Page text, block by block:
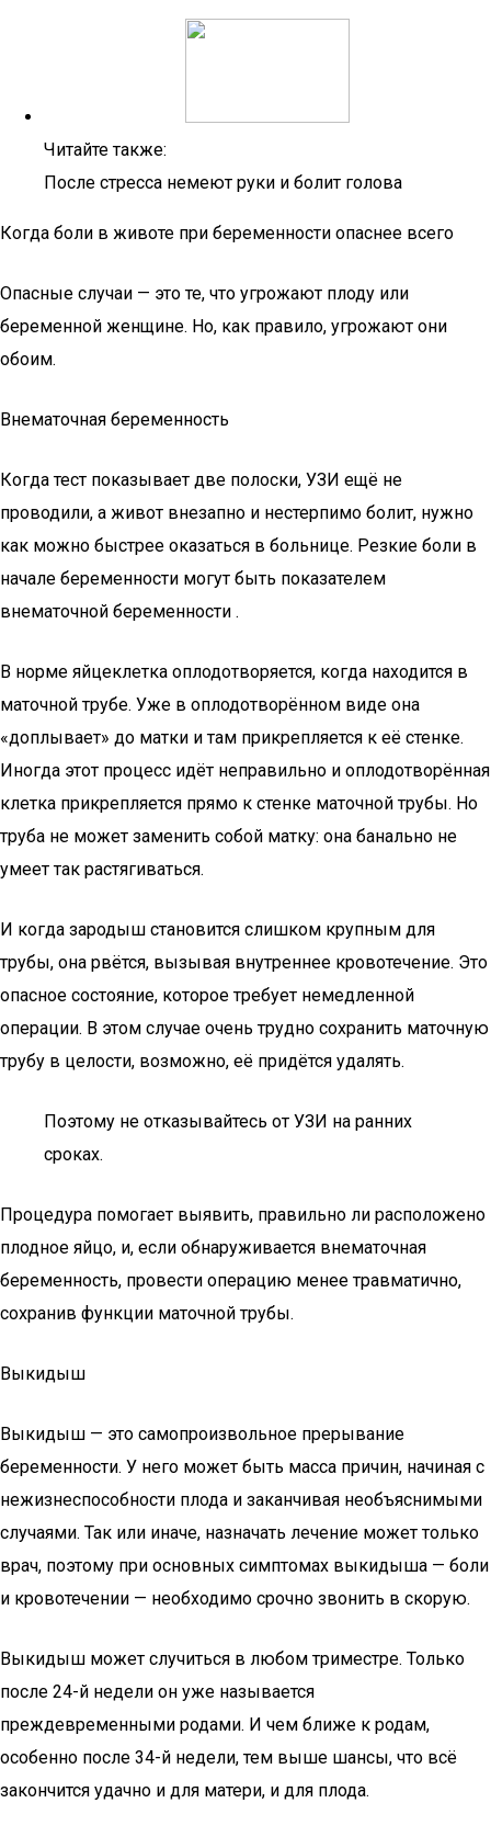
Читайте также:
После стресса немеют руки и болит голова
Когда боли в животе при беременности опаснее всего
Опасные случаи — это те, что угрожают плоду или
беременной женщине. Но, как правило, угрожают они
обоим.
Внематочная беременность
Когда тест показывает две полоски, УЗИ ещё не
проводили, а живот внезапно и нестерпимо болит, нужно
как можно быстрее оказаться в больнице. Резкие боли в
начале беременности могут быть показателем
внематочной беременности .
В норме яйцеклетка оплодотворяется, когда находится в
маточной трубе. Уже в оплодотворённом виде она
«доплывает» до матки и там прикрепляется к её стенке.
Иногда этот процесс идёт неправильно и оплодотворённая
клетка прикрепляется прямо к стенке маточной трубы. Но
труба не может заменить собой матку: она банально не
умеет так растягиваться.
И когда зародыш становится слишком крупным для
трубы, она рвётся, вызывая внутреннее кровотечение. Это
опасное состояние, которое требует немедленной
операции. В этом случае очень трудно сохранить маточную
трубу в целости, возможно, её придётся удалять.
Поэтому не отказывайтесь от УЗИ на ранних
сроках.
Процедура помогает выявить, правильно ли расположено
плодное яйцо, и, если обнаруживается внематочная
беременность, провести операцию менее травматично,
сохранив функции маточной трубы.
Выкидыш
Выкидыш — это самопроизвольное прерывание
беременности. У него может быть масса причин, начиная с
нежизнеспособности плода и заканчивая необъяснимыми
случаями. Так или иначе, назначать лечение может только
врач, поэтому при основных симптомах выкидыша — боли
и кровотечении — необходимо срочно звонить в скорую.
Выкидыш может случиться в любом триместре. Только
после 24-й недели он уже называется
преждевременными родами. И чем ближе к родам,
особенно после 34-й недели, тем выше шансы, что всё
закончится удачно и для матери, и для плода.